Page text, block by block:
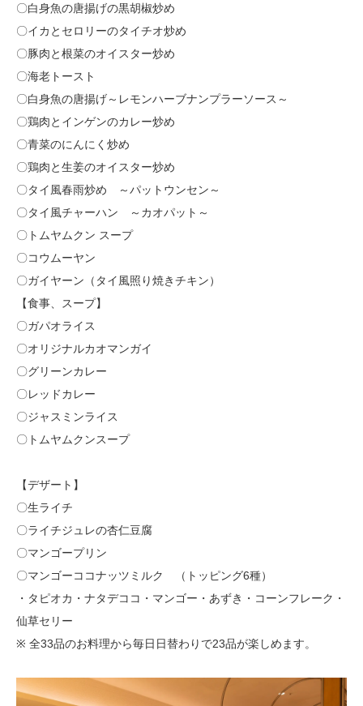
〇白身魚の唐揚げの黒胡椒炒め
〇イカとセロリーのタイチオ炒め
〇豚肉と根菜のオイスター炒め
〇海老トースト
〇白身魚の唐揚げ～レモンハーブナンプラーソース～
〇鶏肉とインゲンのカレー炒め
〇青菜のにんにく炒め
〇鶏肉と生姜のオイスター炒め
〇タイ風春雨炒め ～パットウンセン～
〇タイ風チャーハン ～カオパット～
〇トムヤムクン スープ
〇コウムーヤン
〇ガイヤーン（タイ風照り焼きチキン）
【食事、スープ】
〇ガパオライス
〇オリジナルカオマンガイ
〇グリーンカレー
〇レッドカレー
〇ジャスミンライス
〇トムヤムクンスープ
【デザート】
〇生ライチ
〇ライチジュレの杏仁豆腐
〇マンゴープリン
〇マンゴーココナッツミルク （トッピング6種）
・タピオカ・ナタデココ・マンゴー・あずき・コーンフレーク・
仙草セリー
※ 全33品のお料理から毎日日替わりで23品が楽しめます。